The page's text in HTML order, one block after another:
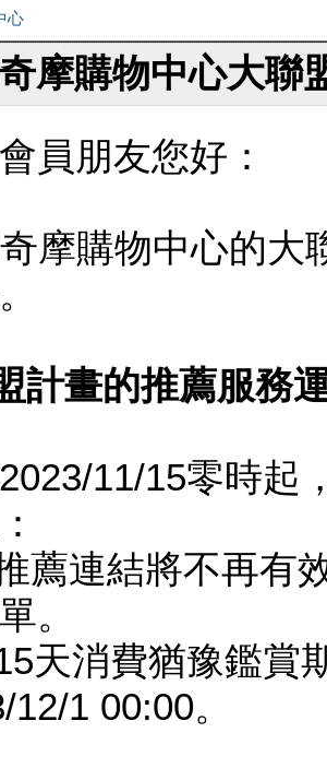
摩購物中心大聯
員朋友您好：
摩購物中心的大
計畫的推薦服務
11/15零時起
薦連結將不再有
。
天消費猶豫鑑賞
1 00:00。